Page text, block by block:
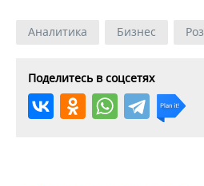
Аналитика Бизнес
Поделитесь в соцсетях